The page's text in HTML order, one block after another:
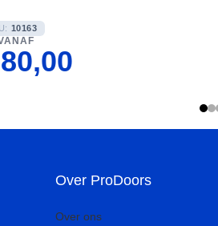
10163
Over ProDoors
Over ons